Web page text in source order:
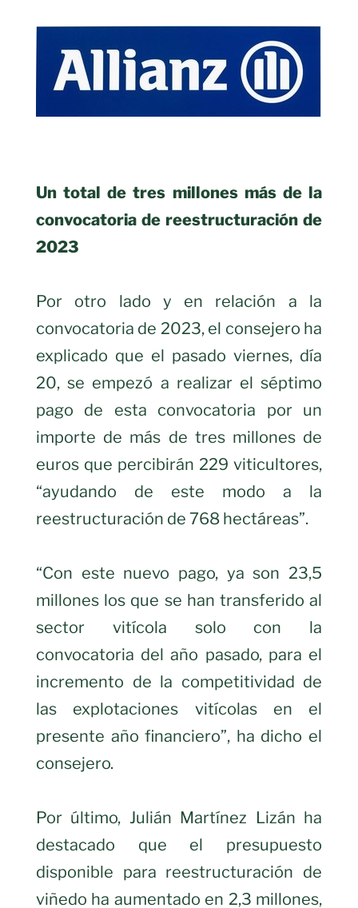
Un total de tres millones más de la
convocatoria de reestructuración de
2023
Por otro lado y en relación a la
convocatoria de 2023, el consejero ha
explicado que el pasado viernes, día
20, se empezó a realizar el séptimo
pago de esta convocatoria por un
importe de más de tres millones de
euros que percibirán 229 viticultores,
“ayudando de este modo a la
reestructuración de 768 hectáreas”.
“Con este nuevo pago, ya son 23,5
millones los que se han transferido al
sector vitícola solo con la
convocatoria del año pasado, para el
incremento de la competitividad de
las explotaciones vitícolas en el
presente año financiero”, ha dicho el
consejero.
Por último, Julián Martínez Lizán ha
destacado que el presupuesto
disponible para reestructuración de
viñedo ha aumentado en 2,3 millones,